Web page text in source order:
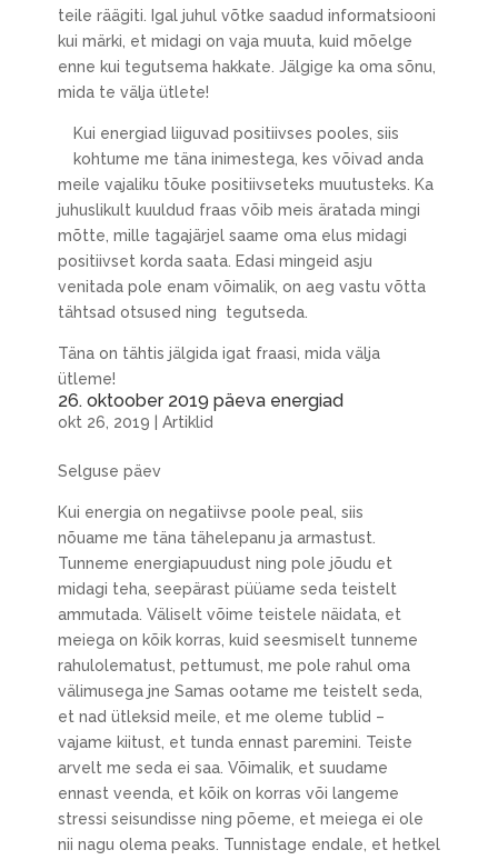
teile räägiti. Igal juhul võtke saadud informatsiooni
kui märki, et midagi on vaja muuta, kuid mõelge
enne kui tegutsema hakkate. Jälgige ka oma sõnu,
mida te välja ütlete!
Kui energiad liiguvad positiivses pooles, siis
kohtume me täna inimestega, kes võivad anda
meile vajaliku tõuke positiivseteks muutusteks. Ka
juhuslikult kuuldud fraas võib meis äratada mingi
mõtte, mille tagajärjel saame oma elus midagi
positiivset korda saata. Edasi mingeid asju
venitada pole enam võimalik, on aeg vastu võtta
tähtsad otsused ning tegutseda.
Täna on tähtis jälgida igat fraasi, mida välja
ütleme!
26. oktoober 2019 päeva energiad
okt 26, 2019 Artiklid
Selguse päev
Kui energia on negatiivse poole peal, siis
nõuame me täna tähelepanu ja armastust.
Tunneme energiapuudust ning pole jõudu et
midagi teha, seepärast püüame seda teistelt
ammutada. Väliselt võime teistele näidata, et
meiega on kõik korras, kuid seesmiselt tunneme
rahulolematust, pettumust, me pole rahul oma
välimusega jne Samas ootame me teistelt seda,
et nad ütleksid meile, et me oleme tublid –
vajame kiitust, et tunda ennast paremini. Teiste
arvelt me seda ei saa. Võimalik, et suudame
ennast veenda, et kõik on korras või langeme
stressi seisundisse ning põeme, et meiega ei ole
nii nagu olema peaks. Tunnistage endale, et hetkel